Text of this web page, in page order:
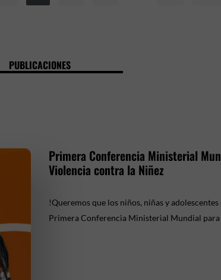
PUBLICACIONES
Primera Conferencia Ministerial
Violencia contra la Niñez
!Queremos que los niños, niñas y
Primera Conferencia Ministerial Mundial para